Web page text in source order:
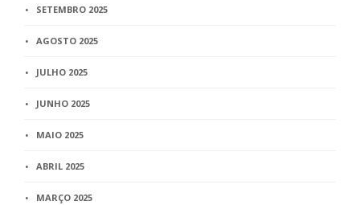
SETEMBRO 2025
AGOSTO 2025
JULHO 2025
JUNHO 2025
MAIO 2025
ABRIL 2025
MARÇO 2025